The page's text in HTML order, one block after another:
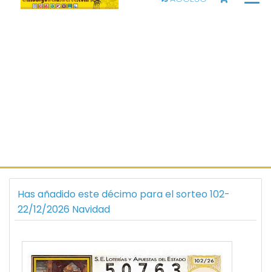
Has añadido este décimo para el sorteo 102-
22/12/2026 Navidad